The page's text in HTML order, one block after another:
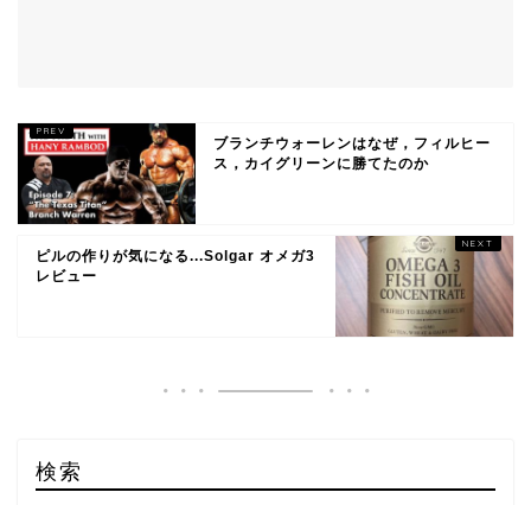
ブランチウォーレンはなぜ，フィルヒー
ス，カイグリーンに勝てたのか
ピルの作りが気になる...Solgar オメガ3
レビュー
検索